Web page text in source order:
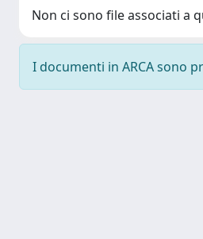
Non ci sono file associati a
I documenti in ARCA sono